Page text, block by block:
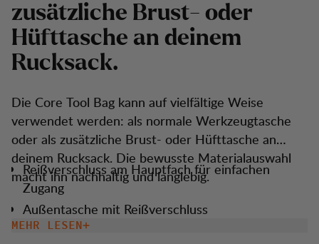
zusätzliche Brust- oder
Hüfttasche an deinem
Rucksack.
Die Core Tool Bag kann auf vielfältige Weise
verwendet werden: als normale Werkzeugtasche
oder als zusätzliche Brust- oder Hüfttasche an
deinem Rucksack. Die bewusste Materialauswahl
macht ihn nachhaltig und langlebig.
Reißverschluss am Hauptfach für einfachen
Zugang
Außentasche mit Reißverschluss
Zwei offene und ein Reißverschlussfach im
MEHR LESEN